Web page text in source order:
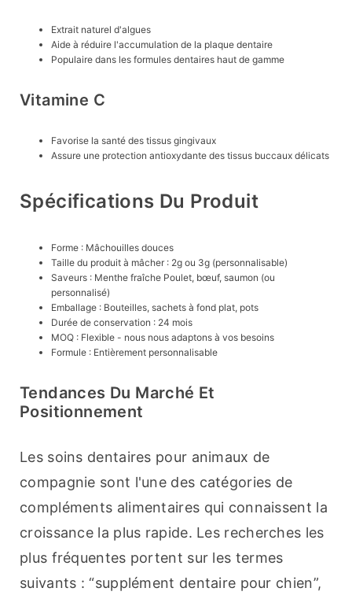
Extrait naturel d'algues
Aide à réduire l'accumulation de la plaque dentaire
Populaire dans les formules dentaires haut de gamme
Vitamine C
Favorise la santé des tissus gingivaux
Assure une protection antioxydante des tissus buccaux délicats
Spécifications Du Produit
Forme : Mâchouilles douces
Taille du produit à mâcher : 2g ou 3g (personnalisable)
Saveurs : Menthe fraîche Poulet, bœuf, saumon (ou
personnalisé)
Emballage : Bouteilles, sachets à fond plat, pots
Durée de conservation : 24 mois
MOQ : Flexible - nous nous adaptons à vos besoins
Formule : Entièrement personnalisable
Tendances Du Marché Et
Positionnement
Les soins dentaires pour animaux de
compagnie sont l'une des catégories de
compléments alimentaires qui connaissent la
croissance la plus rapide. Les recherches les
plus fréquentes portent sur les termes
suivants : “supplément dentaire pour chien”,